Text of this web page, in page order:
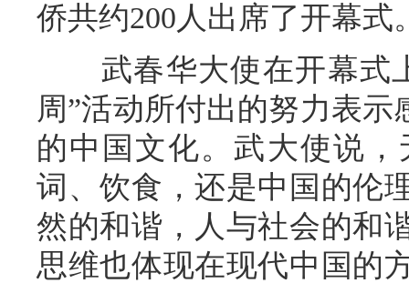
侨共约200人出席了开幕式
武春华大使在开幕式
周”活动所付出的努力表
的中国文化。武大使说
词、饮食，还是中国的伦
然的和谐，人与社会的和
思维也体现在现代中国的